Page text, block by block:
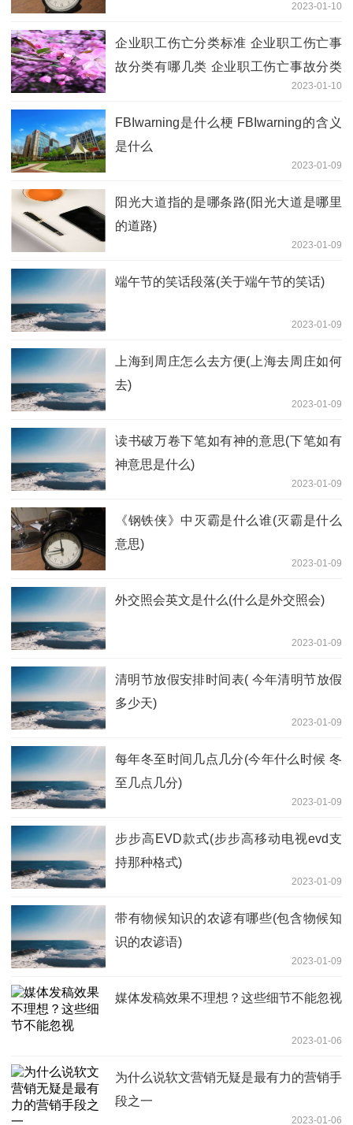
2023-01-10
企业职工伤亡分类标准 企业职工伤亡事
故分类有哪几类 企业职工伤亡事故分类
2023-01-10
FBIwarning是什么梗 FBIwarning的含义
是什么
2023-01-09
阳光大道指的是哪条路(阳光大道是哪里
的道路)
2023-01-09
端午节的笑话段落(关于端午节的笑话)
2023-01-09
上海到周庄怎么去方便(上海去周庄如何
去)
2023-01-09
读书破万卷下笔如有神的意思(下笔如有
神意思是什么)
2023-01-09
《钢铁侠》中灭霸是什么谁(灭霸是什么
意思)
2023-01-09
外交照会英文是什么(什么是外交照会)
2023-01-09
清明节放假安排时间表( 今年清明节放假
多少天)
2023-01-09
每年冬至时间几点几分(今年什么时候 冬
至几点几分)
2023-01-09
步步高EVD款式(步步高移动电视evd支
持那种格式)
2023-01-09
带有物候知识的农谚有哪些(包含物候知
识的农谚语)
2023-01-09
媒体发稿效果不理想？这些细节不能忽视
2023-01-06
为什么说软文营销无疑是最有力的营销手
段之一
2023-01-06